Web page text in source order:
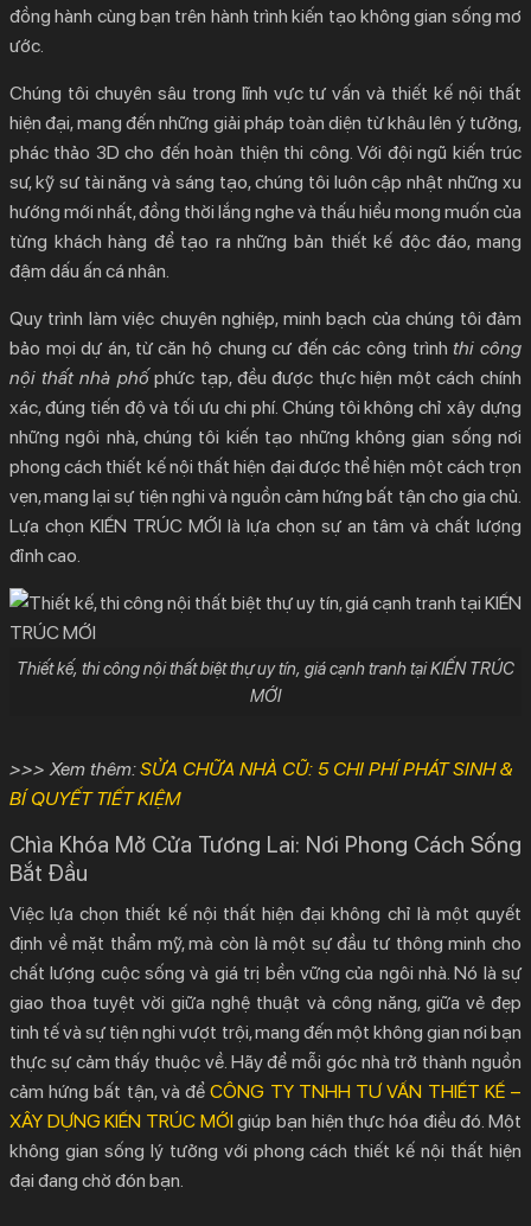
đồng hành cùng bạn trên hành trình kiến tạo không gian sống mơ
ước.
Chúng tôi chuyên sâu trong lĩnh vực tư vấn và thiết kế nội thất
hiện đại, mang đến những giải pháp toàn diện từ khâu lên ý tưởng,
phác thảo 3D cho đến hoàn thiện thi công. Với đội ngũ kiến trúc
sư, kỹ sư tài năng và sáng tạo, chúng tôi luôn cập nhật những xu
hướng mới nhất, đồng thời lắng nghe và thấu hiểu mong muốn của
từng khách hàng để tạo ra những bản thiết kế độc đáo, mang
đậm dấu ấn cá nhân.
Quy trình làm việc chuyên nghiệp, minh bạch của chúng tôi đảm
bảo mọi dự án, từ căn hộ chung cư đến các công trình thi công
nội thất nhà phố phức tạp, đều được thực hiện một cách chính
xác, đúng tiến độ và tối ưu chi phí. Chúng tôi không chỉ xây dựng
những ngôi nhà, chúng tôi kiến tạo những không gian sống nơi
phong cách thiết kế nội thất hiện đại được thể hiện một cách trọn
vẹn, mang lại sự tiện nghi và nguồn cảm hứng bất tận cho gia chủ.
Lựa chọn KIẾN TRÚC MỚI là lựa chọn sự an tâm và chất lượng
đỉnh cao.
Thiết kế, thi công nội thất biệt thự uy tín, giá cạnh tranh tại KIẾN TRÚC
MỚI
>>> Xem thêm:SỬA CHỮA NHÀ CŨ: 5 CHI PHÍ PHÁT SINH &
BÍ QUYẾT TIẾT KIỆM
Chìa Khóa Mở Cửa Tương Lai: Nơi Phong Cách Sống
Bắt Đầu
Việc lựa chọn thiết kế nội thất hiện đại không chỉ là một quyết
định về mặt thẩm mỹ, mà còn là một sự đầu tư thông minh cho
chất lượng cuộc sống và giá trị bền vững của ngôi nhà. Nó là sự
giao thoa tuyệt vời giữa nghệ thuật và công năng, giữa vẻ đẹp
tinh tế và sự tiện nghi vượt trội, mang đến một không gian nơi bạn
thực sự cảm thấy thuộc về. Hãy để mỗi góc nhà trở thành nguồn
cảm hứng bất tận, và đểCÔNG TY TNHH TƯ VẤN THIẾT KẾ –
XÂY DỰNG KIẾN TRÚC MỚIgiúp bạn hiện thực hóa điều đó. Một
không gian sống lý tưởng với phong cách thiết kế nội thất hiện
đại đang chờ đón bạn.